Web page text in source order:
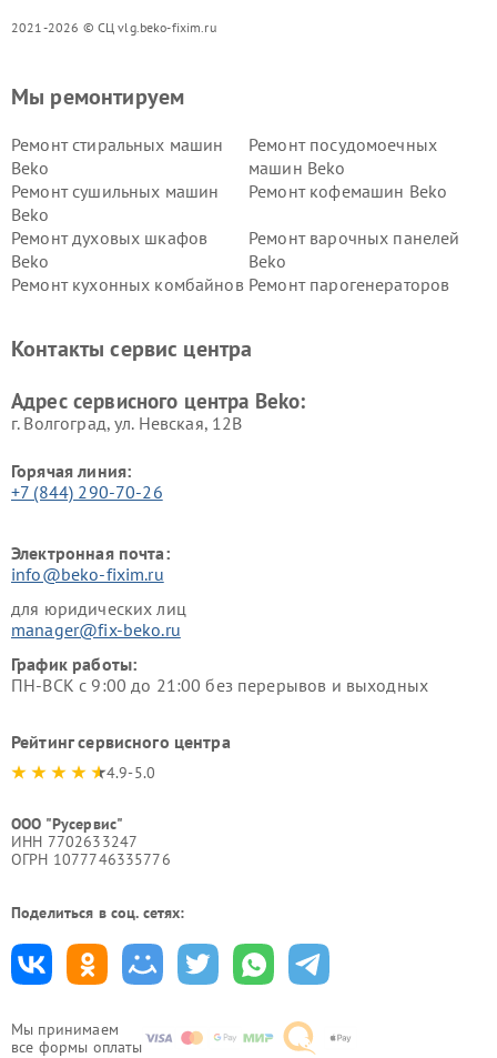
2021-2026 © СЦ vlg.beko-fixim.ru
Мы принимаем
все формы оплаты
Мы ремонтируем
Ремонт стиральных машин
Beko
Ремонт посудомоечных
машин Beko
Ремонт сушильных машин
Beko
Ремонт кофемашин Beko
Ремонт духовых шкафов
Beko
Ремонт варочных панелей
Beko
Ремонт кухонных комбайнов Ремонт парогенераторов
Ремонт холодильников Beko Ремонт морозильных камер
Контакты сервис центра
Адрес сервисного центра Beko:
г. Волгоград, ул. Невская, 12В
Горячая линия:
+7 (844) 290-70-26
Электронная почта:
info@beko-fixim.ru
для юридических лиц
manager@fix-beko.ru
График работы:
ПН-ВСК с 9:00 до 21:00 без перерывов и выходных
Рейтинг сервисного центра
4.9-5.0
ООО "Русервис"
ИНН 7702633247
ОГРН 1077746335776
Поделиться в соц. сетях: